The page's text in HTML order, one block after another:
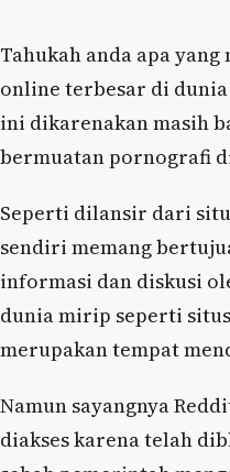
Tahukah anda apa
online terbesar di
ini dikarenakan masih
bermuatan pornografi
Seperti dilansir dari
sendiri memang
informasi dan diskusi
dunia mirip seperti
merupakan tempat
Namun sayangnya
diakses karena telah